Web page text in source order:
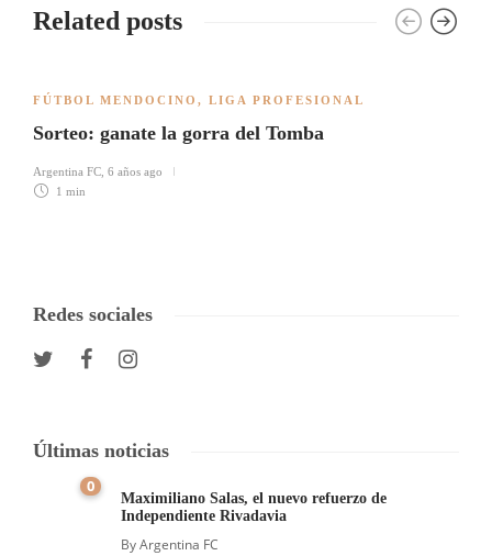
Related posts
FÚTBOL MENDOCINO , LIGA PROFESIONAL
Sorteo: ganate la gorra del Tomba
Argentina FC 6 años ago
1 min
Redes sociales
Últimas noticias
0
Maximiliano Salas, el nuevo refuerzo de
Independiente Rivadavia
ByArgentina FC